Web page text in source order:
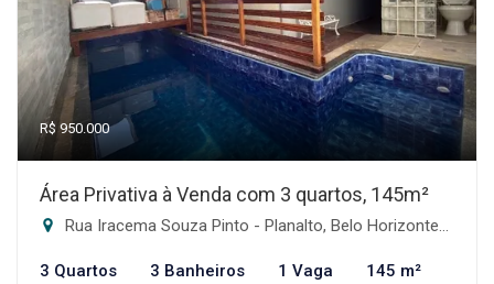
R$ 950.000
Área Privativa à Venda com 3 quartos, 145m²
Rua Iracema Souza Pinto - Planalto, Belo Horizonte-MG
3 Quartos 3 Banheiros 1 Vaga 145 m²